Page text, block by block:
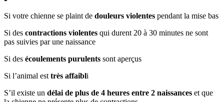
Si votre chienne se plaint de douleurs violentes pendant la mise bas
Si des contractions violentes qui durent 20 à 30 minutes ne sont
pas suivies par une naissance
Si des écoulements purulents sont aperçus
Si l’animal est très affaibli
S’il existe un délai de plus de 4 heures entre 2 naissances et que